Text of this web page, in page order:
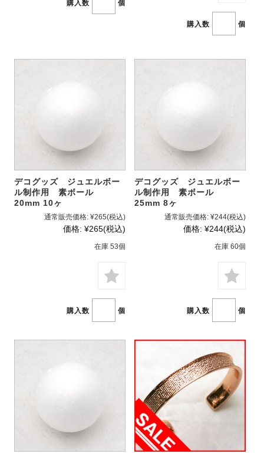
購入数 個
購入数 個
デコグッズ ジュエルボー
ル制作用 素ボール
20mm 10ヶ
通常販売価格: ¥265(税込)
価格: ¥265(税込)
在庫 53個
購入数 個
デコグッズ ジュエルボー
ル制作用 素ボール
25mm 8ヶ
通常販売価格: ¥244(税込)
価格: ¥244(税込)
在庫 60個
購入数 個